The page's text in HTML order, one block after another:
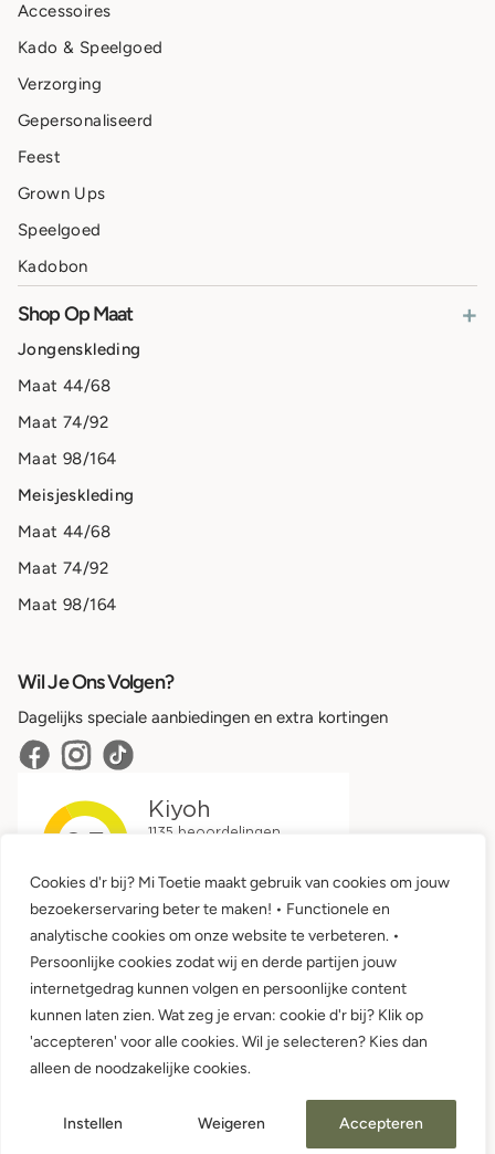
Cookies d'r bij? Mi Toetie maakt gebruik van cookies om jouw
bezoekerservaring beter te maken! • Functionele en
analytische cookies om onze website te verbeteren. •
Persoonlijke cookies zodat wij en derde partijen jouw
internetgedrag kunnen volgen en persoonlijke content
kunnen laten zien. Wat zeg je ervan: cookie d'r bij? Klik op
'accepteren' voor alle cookies. Wil je selecteren? Kies dan
alleen de noodzakelijke cookies.
Instellen Weigeren Accepteren
Accessoires
Kado & Speelgoed
Verzorging
Gepersonaliseerd
Feest
Grown Ups
Speelgoed
Kadobon
Shop Op Maat +
Jongenskleding
Maat 44/68
Maat 74/92
Maat 98/164
Meisjeskleding
Maat 44/68
Maat 74/92
Maat 98/164
Wil Je Ons Volgen?
Dagelijks speciale aanbiedingen en extra kortingen
Algemene voorwaarden •
© 2026 Mi Toetie Babykleding en Kinderkleding